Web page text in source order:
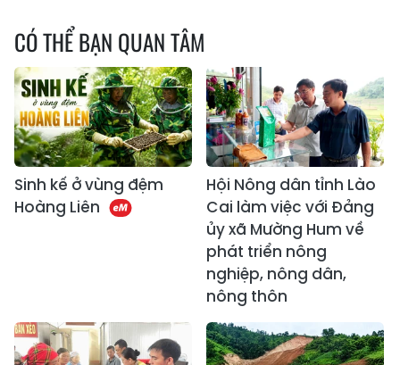
CÓ THỂ BẠN QUAN TÂM
Sinh kế ở vùng đệm
Hoàng Liên
Hội Nông dân tỉnh Lào
Cai làm việc với Đảng
ủy xã Mường Hum về
phát triển nông
nghiệp, nông dân,
nông thôn